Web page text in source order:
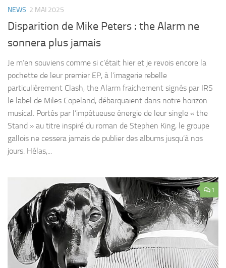
NEWS 2 MAI 2025
Disparition de Mike Peters : the Alarm ne
sonnera plus jamais
Je m’en souviens comme si c’était hier et je revois encore la
pochette de leur premier EP, à l’imagerie rebelle
particulièrement Clash, the Alarm fraichement signés par IRS
le label de Miles Copeland, débarquaient dans notre horizon
musical. Portés par l’impétueuse énergie de leur single « the
Stand » au titre inspiré du roman de Stephen King, le groupe
gallois ne cessera jamais de publier des albums jusqu’à nos
jours. Hélas,...
1